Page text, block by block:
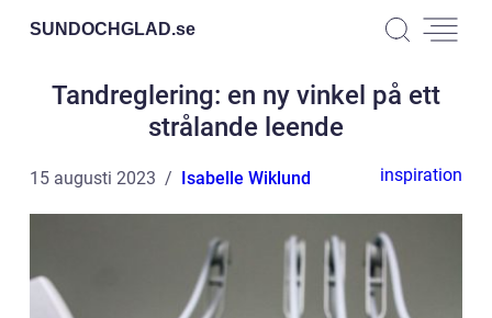
SUNDOCHGLAD.se
Tandreglering: en ny vinkel på ett
strålande leende
15 augusti 2023 Isabelle Wiklund inspiration